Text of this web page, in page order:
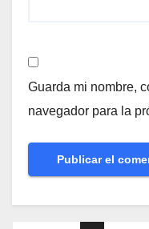
Guarda mi nombre,
navegador para la